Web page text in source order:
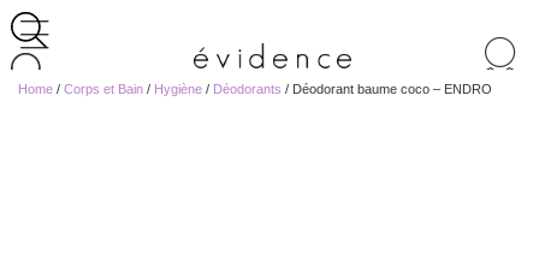
de
Home / Corps et Bain / Hygiène / Déodorants / Déodorant baume coco – ENDRO